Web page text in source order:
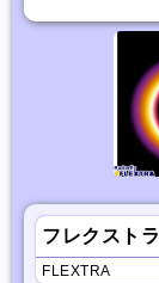
フレクストラ
FLEXTRA